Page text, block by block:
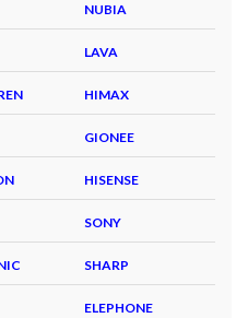
NUBIA
LAVA
HIMAX
GIONEE
HISENSE
SONY
SHARP
ELEPHONE